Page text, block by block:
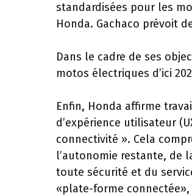
standardisées pour les
Honda. Gachaco prévoit
Dans le cadre de ses
motos électriques d’ici
Enfin, Honda affirme
d’expérience utilisateur
connectivité ». Cela
l’autonomie restante, de
toute sécurité et du
«plate-forme